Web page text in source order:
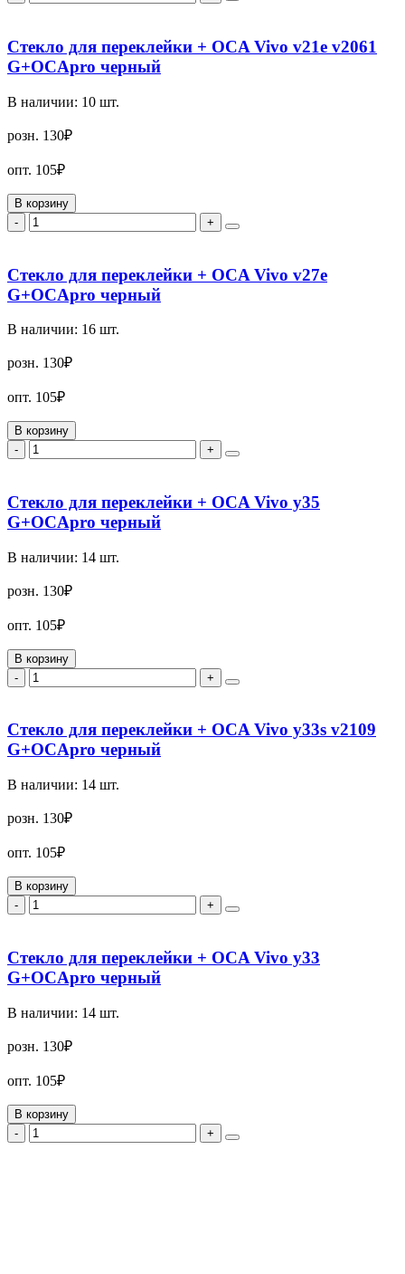
Стекло для переклейки + OCA Vivo v21e v2061
G+OCApro черный
В наличии: 10 шт.
розн. 130₽
опт. 105₽
В корзину
-
+
Стекло для переклейки + OCA Vivo v27e
G+OCApro черный
В наличии: 16 шт.
розн. 130₽
опт. 105₽
В корзину
-
+
Стекло для переклейки + OCA Vivo y35
G+OCApro черный
В наличии: 14 шт.
розн. 130₽
опт. 105₽
В корзину
-
+
Стекло для переклейки + OCA Vivo y33s v2109
G+OCApro черный
В наличии: 14 шт.
розн. 130₽
опт. 105₽
В корзину
-
+
Стекло для переклейки + OCA Vivo y33
G+OCApro черный
В наличии: 14 шт.
розн. 130₽
опт. 105₽
В корзину
-
+